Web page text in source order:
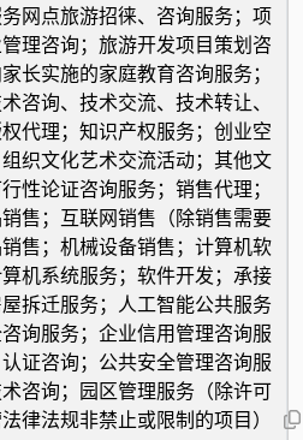
网点旅游招徕、咨询服务；项
理咨询；旅游开发项目策划咨
长实施的家庭教育咨询服务；
咨询、技术交流、技术转让、
代理；知识产权服务；创业空
织文化艺术交流活动；其他文
性论证咨询服务；销售代理；
售；互联网销售（除销售需要
售；机械设备销售；计算机软
机系统服务；软件开发；承接
拆迁服务；人工智能公共服务
询服务；企业信用管理咨询服
证咨询；公共安全管理咨询服
咨询；园区管理服务（除许可
律法规非禁止或限制的项目）